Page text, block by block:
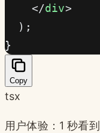
    </
div>
  );
}
Copy
tsx
用户体验：1 秒看